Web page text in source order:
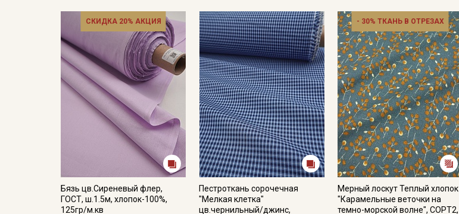
СКИДКА 20% АКЦИЯ
Бязь цв.Сиреневый флер,
ГОСТ, ш.1.5м, хлопок-100%,
125гр/м.кв
Пестроткань сорочечная
"Мелкая клетка"
цв.чернильный/джинс,
- 30% ТКАНЬ В ОТРЕЗАХ
Мерный лоскут Теплый хлопок
"Карамельные веточки на
темно-морской волне", СОРТ2,